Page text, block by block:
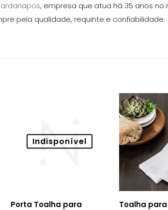
, empresa que atua há 35 anos
pela qualidade, requinte e confiabilidade.
Indisponível
Porta Toalha para
Toalha